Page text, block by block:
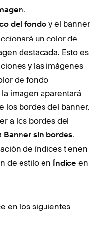
.
del fondo y el banner
un color de
destacada. Esto es
y las imágenes
de fondo
imagen aparentará
los bordes del banner.
a los bordes del
Banner sin bordes.
de índices tienen
de estilo en
Índice en
en los siguientes